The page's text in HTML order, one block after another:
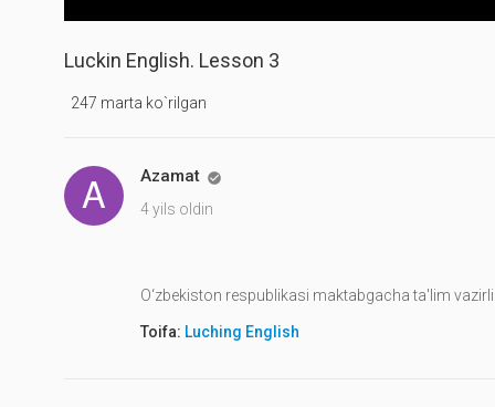
Luckin English. Lesson 3
247 marta ko`rilgan
Azamat 
4 yils oldin
O‘zbekiston respublikasi maktabgacha ta'lim
Toifa: Luching English